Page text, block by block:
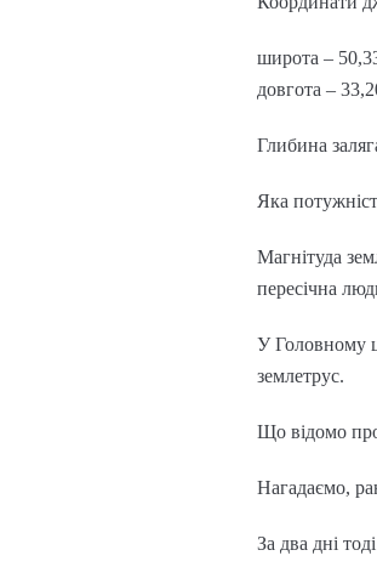
широта –
довгота –
Глибина
Яка
Магнітуда
пересічна
У Головному
землетрус.
Що відомо про
Нагадаємо,
За два дні